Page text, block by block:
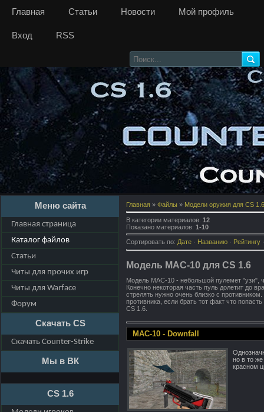
Главная Статьи Новости Мой профиль
Вход RSS
Меню сайта
Главная страница
Каталог файлов
Статьи
Читы для прочих игр
Читы для Warface
Форум
Скачать CS
Скачать Counter-Strike
Мы в ВК
CS 1.6
Главная » Файлы » Модели оружия для CS 1.6
В категории материалов: 12
Показано материалов: 1-10
Сортировать по: Дате · Названию · Рейтингу
Модель MAC-10 для CS 1.6
Модель MAC-10 - небольшой пулемет "узи",
Конечно некоторая часть пуль долетит до
стрелять нужно очень близко с
противника, если брать тот факт что
CS 1.6.
MAC-10 - Downfall
но в то
красном